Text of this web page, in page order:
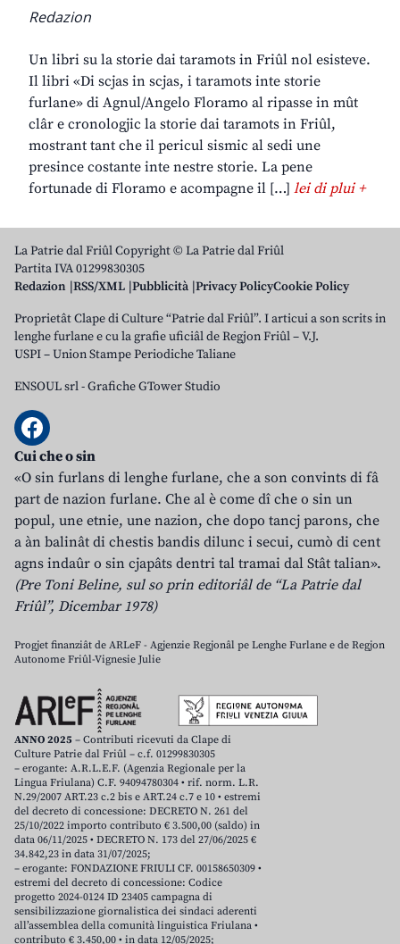
Redazion
Un libri su la storie dai taramots in Friûl nol esisteve.
Il libri «Di scjas in scjas, i taramots inte storie
furlane» di Agnul/Angelo Floramo al ripasse in mût
clâr e cronologjic la storie dai taramots in Friûl,
mostrant tant che il pericul sismic al sedi une
presince costante inte nestre storie. La pene
fortunade di Floramo e acompagne il […] lei di plui +
La Patrie dal Friûl Copyright © La Patrie dal Friûl
Partita IVA 01299830305
Redazion RSS/XML Pubblicità Privacy PolicyCookie Policy
Proprietât Clape di Culture “Patrie dal Friûl”. I articui a son scrits in
lenghe furlane e cu la grafie uficiâl de Regjon Friûl – V.J.
USPI – Union Stampe Periodiche Taliane
ENSOUL srl-Grafiche GTower Studio
Cui che o sin
«O sin furlans di lenghe furlane, che a son convints di fâ
part de nazion furlane. Che al è come dî che o sin un
popul, une etnie, une nazion, che dopo tancj parons, che
a àn balinât di chestis bandis dilunc i secui, cumò di cent
agns indaûr o sin cjapâts dentri tal tramai dal Stât talian».
(Pre Toni Beline, sul so prin editoriâl de “La Patrie dal
Friûl”, Dicembar 1978)
Progjet finanziât de ARLeF - Agjenzie Regjonâl pe Lenghe Furlane e de Regjon
Autonome Friûl-Vignesie Julie
ANNO 2025 – Contributi ricevuti da Clape di
Culture Patrie dal Friûl – c.f. 01299830305
– erogante: A.R.L.E.F. (Agenzia Regionale per la
Lingua Friulana) C.F. 94094780304 • rif. norm. L.R.
N.29/2007 ART.23 c.2 bis e ART.24 c.7 e 10 • estremi
del decreto di concessione: DECRETO N. 261 del
25/10/2022 importo contributo € 3.500,00 (saldo) in
data 06/11/2025 • DECRETO N. 173 del 27/06/2025 €
34.842,23 in data 31/07/2025;
– erogante: FONDAZIONE FRIULI CF. 00158650309 •
estremi del decreto di concessione: Codice
progetto 2024-0124 ID 23405 campagna di
sensibilizzazione giornalistica dei sindaci aderenti
all’assemblea della comunità linguistica Friulana •
contributo € 3.450,00 • in data 12/05/2025;